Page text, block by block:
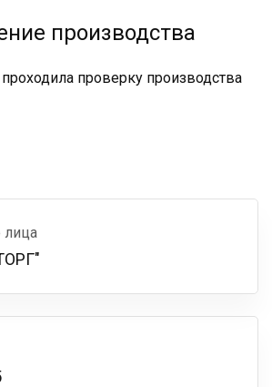
производства
проверку производства
лица